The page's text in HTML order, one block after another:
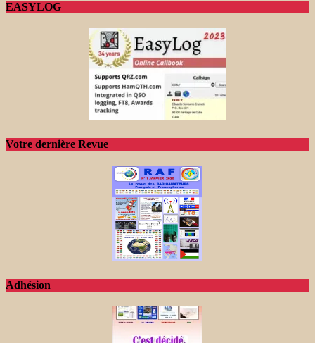
EASYLOG
Votre dernière Revue
Adhésion